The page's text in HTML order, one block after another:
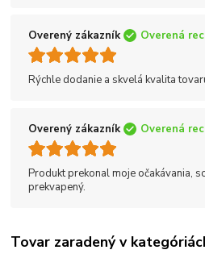
Overený zákazník Overená
Rýchle dodanie a skvelá kvalita
Overený zákazník Overená
Produkt prekonal moje očakávania,
prekvapený.
Tovar zaradený v